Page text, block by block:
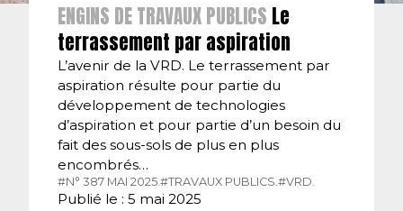
ENGINS DE TRAVAUX PUBLICS Le
terrassement par aspiration
L’avenir de la VRD. Le terrassement par
aspiration résulte pour partie du
développement de technologies
d’aspiration et pour partie d’un besoin du
fait des sous-sols de plus en plus
encombrés…
#N° 387 MAI 2025. #TRAVAUX PUBLICS. #VRD.
Publié le : 5 mai 2025